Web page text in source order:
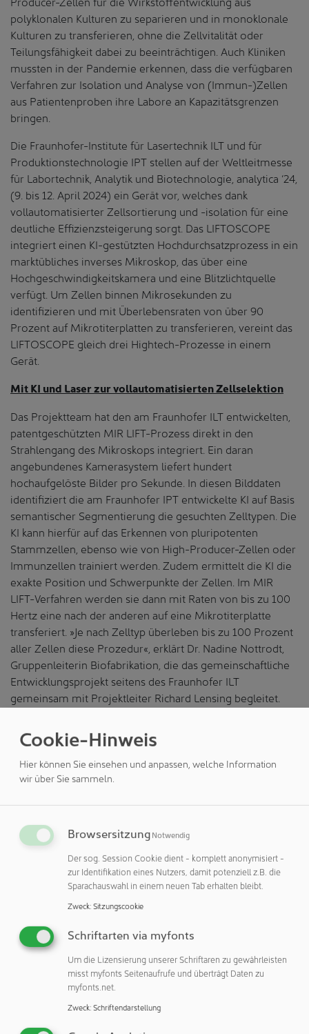
polyklonalen Kulturen zu separieren und in monoklonale
Kulturen zu transferieren, ohne die Zellvitalität oder
Teilungsfähigkeit dabei zu beeinträchtigen. Auch Kliniken
mussten in der Pandemie erkennen, dass die verfügbaren
Verfahren zur Isolation und Analyse von (Immun-)Zellen
aus Patientenproben ihre Labore an Kapazitätsgrenzen
bringen.
Die Fraunhofer-Institute für Lasertechnik ILT und für
Produktionstechnologie IPT stellen auf der Weltleitmesse
für Labortechnik, Analytik und Biotechnologie, analytica ‘24,
(9. bis 12. April 2024) ein Gerät vor, welches dank
vollautomatisierter Zellsortierung und -isolation für eine
deutliche Effizienzsteigerung sorgt. Das LIFTOSCOPE
integriert einen KI-gestützten Hochdurchsatzprozess in ein
marktübliches inverses Mikroskop, das über eine
Hochgeschwindigkeitskamera und eine Blitzlichtquelle
verfügt. Um Zellen binnen Mikrosekunden zu
identifizieren und mit Überlebensraten von über 90
Prozent auf Mikrotiterplatten zu transferieren, vereint das
LIFTOSCOPE gleich drei Hightech-Prozesse in einem
Gerät.
Mit KI und Laser zur vollautomatisierten Zellselektion
Das Projektteam hat den am Fraunhofer ILT entwickelten,
patentgeschützten MIR LIFT-Prozess direkt in den
Strahlengang des Mikroskops integriert. Ein daran
angebundenes Kamerasystem liefert hundert
hochaufgelöste Bilder pro Sekunde. In diesen Bilddaten
identifiziert die am Fraunhofer IPT entwickelte KI auf Basis
semantischer Segmentierung die gesuchten Zelltypen. Die
KI kann hierfür auf das Erkennen von pluripotenten
Stammzellen, ebenso wie von High-Producer-Zellen oder
Immunzellen trainiert werden. Zudem ermittelt die KI die
exakte Position und Schwerpunkte der Zellen. Im MIR
LIFT-Verfahren werden sie dann mit Raten von bis zu 100
Hertz eine nach der anderen auf eine Mikrotiterplatte
transferiert. »Je nach Zelltyp überleben bis zu 100 Prozent
aller Zellen diese Prozedur«, erklärt Dr. Nadine Nottrodt,
Gruppenleiterin Biofabrikation, die das gemeinschaftliche
Entwicklungsprojekt seitens des Fraunhofer ILT
gemeinsam mit Projektleiter Richard Lensing begleitet.
Nanosekunden kurzer Laserpuls mit wenigen Mikrojoule
Pulsenergie genügt, um das flüssige Medium direkt unter
der anvisierten Zelle zur Bildung einer Dampfblase
gelöste Zelle wird von der Blase kurz angehoben. Sobald
die Blase kollabiert, bildet sich ein Sog, der die Zelle in das
Kulturgefäß der Mikrotiterplatte spült. »In den Proben sind
die Zellen zufällig verteilt. Daher fährt unser System ein
vorgegebenes Raster ab und transferiert Zellen, die sich
jeweils im Umkreis von 50 Mikrometern um den
Fokuspunkt befinden«, erklärt Lensing. Dort könne das
LIFTOSCOPE die Zellen in dem hochpräzisen, optisch
überwachten Laser-Prozess exakt ansteuern und
transferieren. Bei Bedarf lasse sich der LIFT-Prozess mit
fluoreszierenden Markern kombinieren, um spezifische
Zellen zu identifizieren. Doch auch ohne Additive
funktioniert das Verfahren robust. Das hat zweierlei
Cookie-Hinweis
Hier können Sie einsehen und anpassen, welche Information
wir über Sie sammeln.
Browsersitzung Notwendig
Der sog. Session Cookie dient - komplett anonymisiert -
zur Identifikation eines Nutzers, damit potenziell z.B. die
Sparachauswahl in einem neuen Tab erhalten bleibt.
Zweck: Sitzungscookie
Schriftarten via myfonts
Um die Lizensierung unserer Schriftaren zu gewährleisten
misst myfonts Seitenaufrufe und überträgt Daten zu
myfonts.net.
Zweck: Schriftendarstellung